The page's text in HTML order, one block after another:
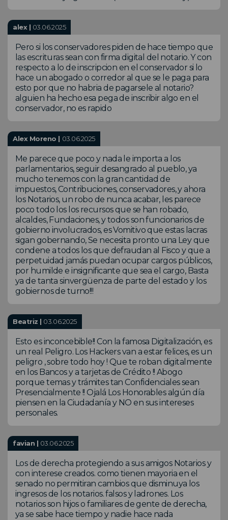
alex | 03.06.2025
Pero si los conservadores piden de hace tiempo que
las escrituras sean con firma digital del notario. Y con
respecto a lo de inscripcion en el conservador si lo
hace un abogado o corredor al que se le paga para
esto por que no habria de pagarsele al notario?
alguien ha hecho esa pega de inscribir algo en el
conservador, no es rapido
Alex Moreno | 03.06.2025
Me parece que poco y nada le importa a los
parlamentarios, seguir desangrado al pueblo, ya
mucho tenemos con la gran cantidad de
impuestos, Contribuciones, conservadores, y ahora
los Notarios, un robo de nunca acabar, les parece
poco todo los los recursos que se han robado,
alcaldes, Fundaciones, y todos son funcionarios de
gobierno involucrados, es Vomitivo que estas lacras
sigan gobernando, Se necesita pronto una Ley que
condene a todos los que defraudan al Fisco y que a
perpetuidad jamás puedan ocupar cargos públicos,
por humilde e insignificante que sea el cargo, Basta
ya de tanta sinvergüenza de parte del estado y los
gobiernos de turno!!!
Beatriz | 03.06.2025
Esto es inconcebible!! Con la famosa Digitalización, es
un real Peligro. Los Hackers van a estar felices, es un
peligro , sobre todo hoy ! Que te roban digitalmente
en los Bancos y a tarjetas de Crédito !! Abogo
porque temas y trámites tan Confidenciales sean
Presencialmente !! Ojalá Los Honorables algún día
piensen en la Ciudadanía y NO en sus intereses
personales.
favian | 03.06.2025
Los de derecha protegiendo a sus amigos Notarios y
con interese creados. como tienen mayoria en el
senado no permitiran cambios que disminuya los
ingresos de los notarios. falsos y ladrones. Los
notarios son hijos o familiares de gente de derecha,
ya se sabe hace tiempo y nadie hace nada